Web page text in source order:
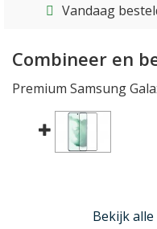
Vandaag
Combineer en
Premium Samsung
Bekijk